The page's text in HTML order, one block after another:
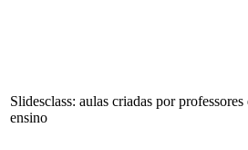
Slidesclass: aulas criadas por
ensino